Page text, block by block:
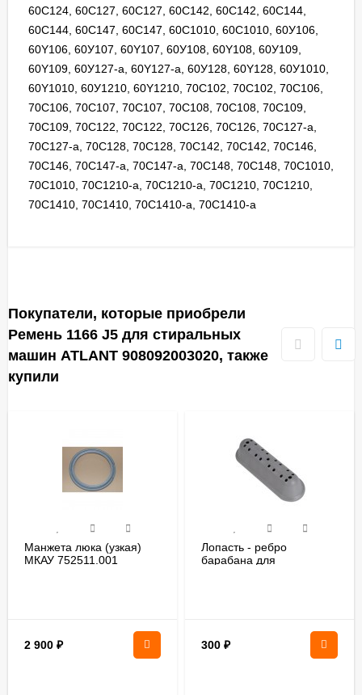
60C124, 60С127, 60C127, 60С142, 60C142, 60С144,
60C144, 60С147, 60C147, 60С1010, 60C1010, 60У106,
60Y106, 60У107, 60Y107, 60У108, 60Y108, 60У109,
60Y109, 60У127-а, 60Y127-a, 60У128, 60Y128, 60У1010,
60Y1010, 60У1210, 60Y1210, 70С102, 70C102, 70С106,
70C106, 70С107, 70C107, 70С108, 70C108, 70С109,
70C109, 70С122, 70C122, 70С126, 70C126, 70С127-а,
70C127-a, 70С128, 70C128, 70С142, 70C142, 70С146,
70C146, 70С147-а, 70C147-a, 70С148, 70C148, 70С1010,
70C1010, 70С1210-а, 70C1210-a, 70С1210, 70C1210,
70С1410, 70C1410, 70С1410-а, 70C1410-a
Покупатели, которые приобрели
Ремень 1166 J5 для стиральных
машин ATLANT 908092003020, также
купили
Манжета люка (узкая)
МКАУ 752511.001
2 900 ₽
Лопасть - ребро
барабана для
300 ₽